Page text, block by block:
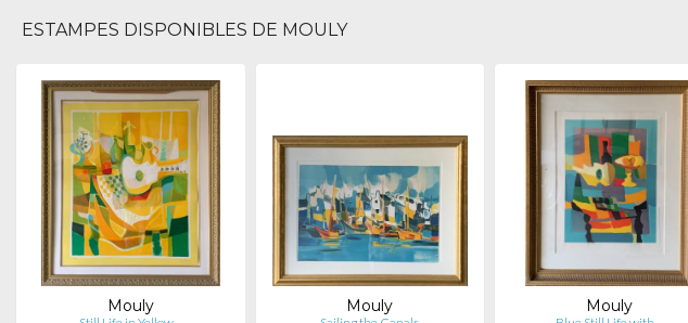
ESTAMPES DISPONIBLES DE MOULY
Mouly Mouly Mouly